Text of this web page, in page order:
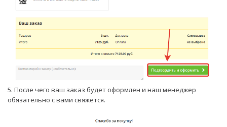
5. После чего ваш заказ будет оформлен и наш менеджер
обязательно с вами свяжется.